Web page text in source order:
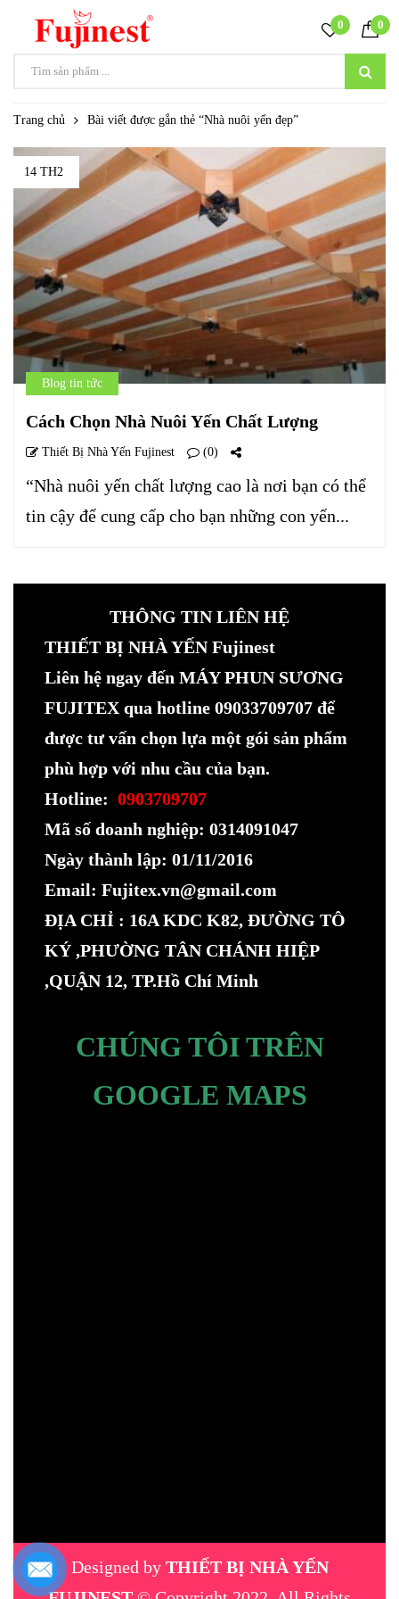
0 0
Trang chủ Bài viết được gắn thẻ “Nhà nuôi yến đẹp”
14 TH2
Blog tin tức
Cách Chọn Nhà Nuôi Yến Chất Lượng
Thiết Bị Nhà Yến Fujinest (0)
“Nhà nuôi yến chất lượng cao là nơi bạn có thể
tin cậy để cung cấp cho bạn những con yến...
THÔNG TIN LIÊN HỆ
THIẾT BỊ NHÀ YẾN Fujinest
Liên hệ ngay đến MÁY PHUN SƯƠNG
FUJITEX qua hotline 09033709707 để
được tư vấn chọn lựa một gói sản phẩm
phù hợp với nhu cầu của bạn.
Hotline: 0903709707
Mã số doanh nghiệp: 0314091047
Ngày thành lập: 01/11/2016
Email: Fujitex.vn@gmail.com
ĐỊA CHỈ : 16A KDC K82, ĐƯỜNG TÔ
KÝ ,PHƯỜNG TÂN CHÁNH HIỆP
,QUẬN 12, TP.Hồ Chí Minh
CHÚNG TÔI TRÊN
GOOGLE MAPS
Designed by THIẾT BỊ NHÀ YẾN